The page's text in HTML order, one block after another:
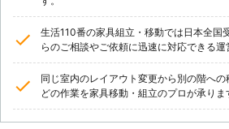
生活110番の家具組立・移動では日本全国
らのご相談やご依頼に迅速に対応できる運
同じ室内のレイアウト変更から別の階へ
どの作業を家具移動・組立のプロが承りま